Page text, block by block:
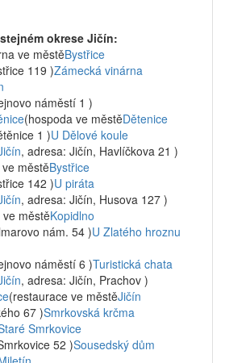
okrese Jičín:
ve městěBystřice
119 )Zámecká vinárna
náměstí 1 )
(hospoda ve městěDětenice
1 )U Dělové koule
, adresa: Jičín, Havlíčkova 21 )
městěBystřice
142 )U piráta
, adresa: Jičín, Husova 127 )
městěKopidlno
nám. 54 )U Zlatého hroznu
náměstí 6 )Turistická chata
, adresa: Jičín, Prachov )
(restaurace ve městěJičín
67 )Smrkovská krčma
Smrkovice
52 )Sousedský dům